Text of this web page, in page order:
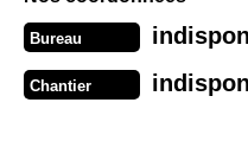
Bureau
Chantier